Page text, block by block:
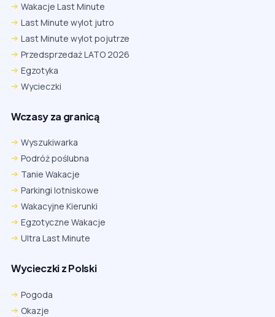
Wakacje Last Minute
Last Minute wylot jutro
Last Minute wylot pojutrze
Przedsprzedaż LATO 2026
Egzotyka
Wycieczki
Wczasy za granicą
Wyszukiwarka
Podróż poślubna
Tanie Wakacje
Parkingi lotniskowe
Wakacyjne Kierunki
Egzotyczne Wakacje
Ultra Last Minute
Wycieczki z Polski
Pogoda
Okazje
Firefox